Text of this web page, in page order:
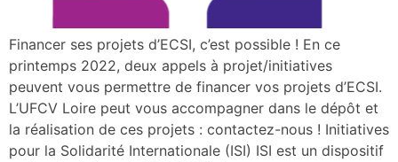
Financer ses projets d’ECSI, c’est possible ! En ce
printemps 2022, deux appels à projet/initiatives
peuvent vous permettre de financer vos projets d’ECSI.
L’UFCV Loire peut vous accompagner dans le dépôt et
la réalisation de ces projets : contactez-nous ! Initiatives
pour la Solidarité Internationale (ISI) ISI est un dispositif